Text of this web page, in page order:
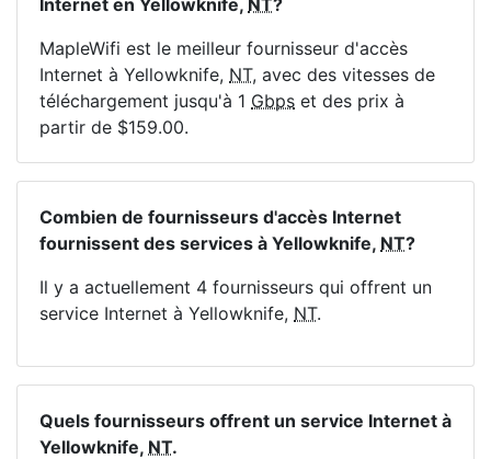
Internet en Yellowknife, NT?
MapleWifi est le meilleur fournisseur d'accès
Internet à Yellowknife, NT, avec des vitesses de
téléchargement jusqu'à 1 Gbps et des prix à
partir de $159.00.
Combien de fournisseurs d'accès Internet
fournissent des services à Yellowknife, NT?
Il y a actuellement 4 fournisseurs qui offrent un
service Internet à Yellowknife, NT.
Quels fournisseurs offrent un service Internet à
Yellowknife, NT.